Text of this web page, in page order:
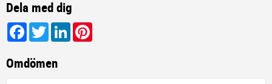
Dela med dig
Facebook
TwitterLinkedIn
Omdömen